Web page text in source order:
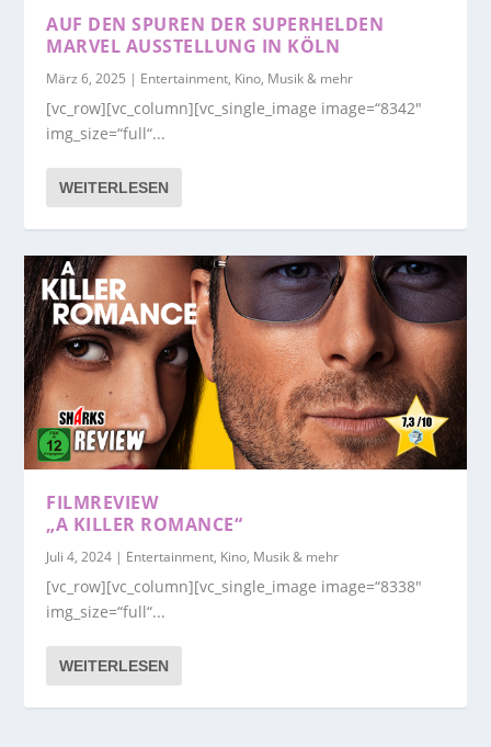
AUF DEN SPUREN DER SUPERHELDEN
MARVEL AUSSTELLUNG IN KÖLN
März 6, 2025 | Entertainment, Kino, Musik & mehr
[vc_row][vc_column][vc_single_image image=“8342″
img_size=“full“...
WEITERLESEN
FILMREVIEW
„A KILLER ROMANCE“
Juli 4, 2024 | Entertainment, Kino, Musik & mehr
[vc_row][vc_column][vc_single_image image=“8338″
img_size=“full“...
WEITERLESEN